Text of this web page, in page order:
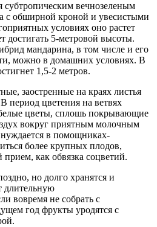
субтропическим вечнозеленым
с обширной кроной и увесистыми
условиях оно растет
достигать 5-метровой высоты.
мандарина, в том числе и его
можно в домашних условиях. В
1,5-2 метров.
заостренные на краях листья
период цветения на ветвях
цветы, сплошь покрывающие
вокруг приятным молочным
в помощниках-
более крупных плодов,
как обвязка соцветий.
но долго хранятся и
длительную
вовремя не собрать с
год фрукты уродятся с